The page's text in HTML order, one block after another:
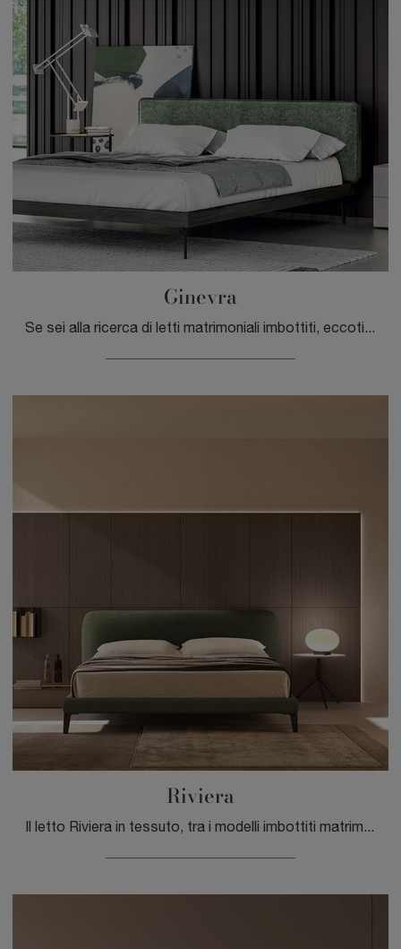
Ginevra
Se sei alla ricerca di letti matrimoniali imbottiti, eccoti il modello Ginevra in tessuto per arricchire la camera da letto.
Riviera
Il letto Riviera in tessuto, tra i modelli imbottiti matrimoniali design di Tagliabue Mobili, è ideale per garantirti il riposo migliore.